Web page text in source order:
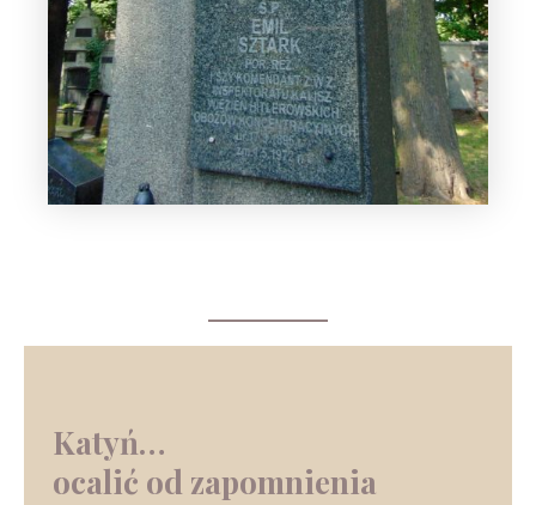
Katyń…
ocalić od zapomnienia